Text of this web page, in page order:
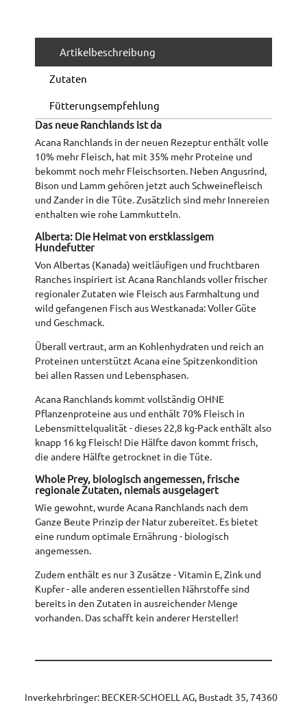
Artikelbeschreibung
Zutaten
Fütterungsempfehlung
Das neue Ranchlands ist da
Acana Ranchlands in der neuen Rezeptur enthält volle
10% mehr Fleisch, hat mit 35% mehr Proteine und
bekommt noch mehr Fleischsorten. Neben Angusrind,
Bison und Lamm gehören jetzt auch Schweinefleisch
und Zander in die Tüte. Zusätzlich sind mehr Innereien
enthalten wie rohe Lammkutteln.
Alberta: Die Heimat von erstklassigem
Hundefutter
Von Albertas (Kanada) weitläufigen und fruchtbaren
Ranches inspiriert ist Acana Ranchlands voller frischer
regionaler Zutaten wie Fleisch aus Farmhaltung und
wild gefangenen Fisch aus Westkanada: Voller Güte
und Geschmack.
Überall vertraut, arm an Kohlenhydraten und reich an
Proteinen unterstützt Acana eine Spitzenkondition
bei allen Rassen und Lebensphasen.
Acana Ranchlands kommt vollständig OHNE
Pflanzenproteine aus und enthält 70% Fleisch in
Lebensmittelqualität - dieses 22,8 kg-Pack enthält also
knapp 16 kg Fleisch! Die Hälfte davon kommt frisch,
die andere Hälfte getrocknet in die Tüte.
Whole Prey, biologisch angemessen, frische
regionale Zutaten, niemals ausgelagert
Wie gewohnt, wurde Acana Ranchlands nach dem
Ganze Beute Prinzip der Natur zubereitet. Es bietet
eine rundum optimale Ernährung - biologisch
angemessen.
Zudem enthält es nur 3 Zusätze - Vitamin E, Zink und
Kupfer - alle anderen essentiellen Nährstoffe sind
bereits in den Zutaten in ausreichender Menge
vorhanden. Das schafft kein anderer Hersteller!
Inverkehrbringer: BECKER-SCHOELL AG, Bustadt 35, 74360